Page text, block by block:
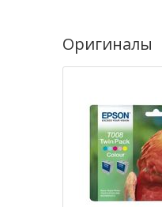
Оригиналы